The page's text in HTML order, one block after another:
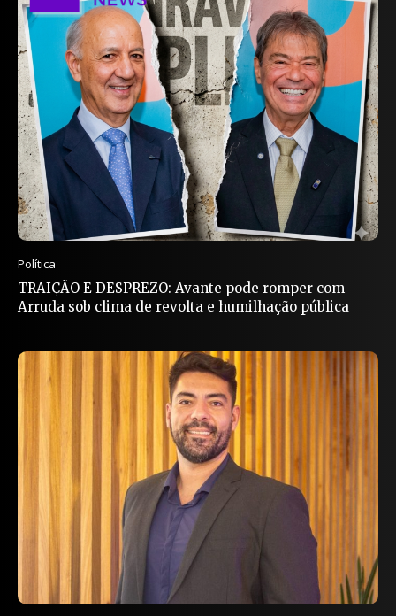
Política
TRAIÇÃO E DESPREZO: Avante pode romper com
Arruda sob clima de revolta e humilhação pública